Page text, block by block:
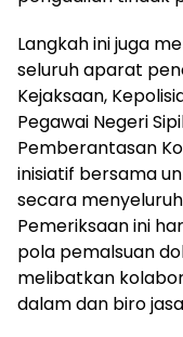
Langkah ini juga
seluruh aparat
Kejaksaan,
Pegawai Negeri
Pemberantasan
inisiatif bersama
secara
Pemeriksaan ini
pola pemalsuan
melibatkan
dalam dan biro